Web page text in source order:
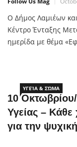
Ο Δήμος Λαμιέων
Κέντρο Ένταξης
ημερίδα με θέμα
Ομιλητές στην
ΥΓΕΊΑ & ΣΏΜΑ
10
Υγείας – Κάθε
για την